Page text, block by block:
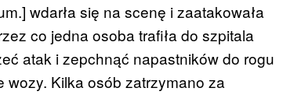
wdarła się na scenę i zaatakowała
co jedna osoba trafiła do szpitala
atak i zepchnąć napastników do rogu
wozy. Kilka osób zatrzymano za